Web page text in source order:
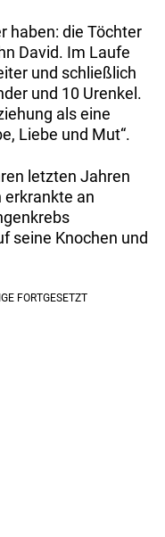
haben: die Töchter
David. Im Laufe
und schließlich
und 10 Urenkel.
als eine
Liebe und Mut“.
letzten Jahren
erkrankte an
seine Knochen und